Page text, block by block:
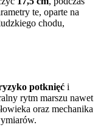
te, oparte na
chodu,
potknięć i
rytm marszu nawet
oraz mechanika